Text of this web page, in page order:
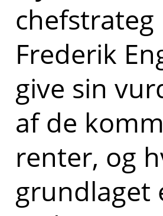
chefstrateg
Frederik
give sin
af de
renter, og
grundlaget